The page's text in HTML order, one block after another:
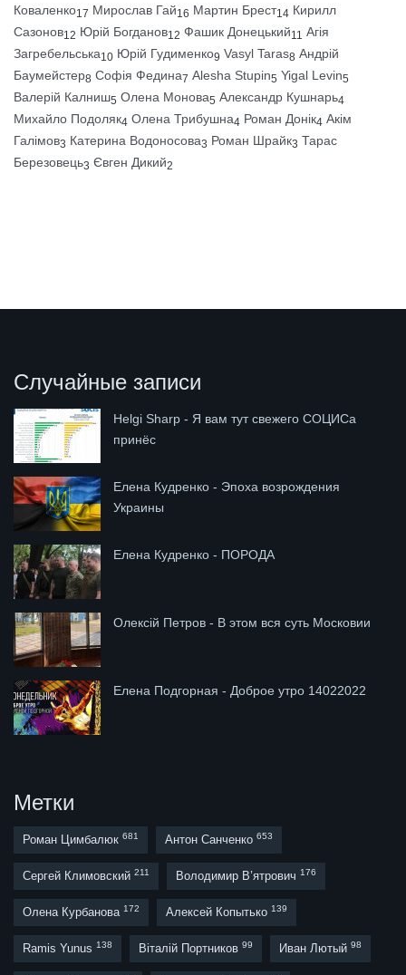
Коваленко17 Мирослав Гай16 Мартин Брест14 Кирилл
Сазонов12 Юрій Богданов12 Фашик Донецький11 Агія
Загребельська10 Юрій Гудименко9 Vasyl Taras8 Андрій
Баумейстер8 Софія Федина7 Alesha Stupin5 Yigal Levin5
Валерій Калниш5 Олена Монова5 Александр Кушнарь4
Михайло Подоляк4 Олена Трибушна4 Роман Донік4 Акім
Галімов3 Катерина Водоносова3 Роман Шрайк3 Тарас
Березовець3 Євген Дикий2
Случайные записи
Helgi Sharp - Я вам тут свежего СОЦИСа
принёс
Елена Кудренко - Эпоха возрождения
Украины
Елена Кудренко - ПОРОДА
Олексій Петров - В этом вся суть Московии
Елена Подгорная - Доброе утро 14022022
Метки
Роман Цимбалюк 681 Антон Санченко 653
Сергей Климовский 211 Володимир В’ятрович 176
Олена Курбанова 172 Алексей Копытько 139
Ramis Yunus 138 Віталій Портников 99 Иван Лютый 98